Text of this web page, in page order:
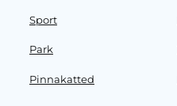
Sport
Park
Pinnakatted